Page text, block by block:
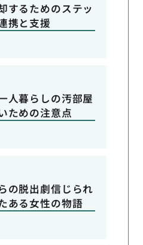
するためのステッ
携と支援
人暮らしの汚部屋
ための注意点
の脱出劇信じられ
ある女性の物語